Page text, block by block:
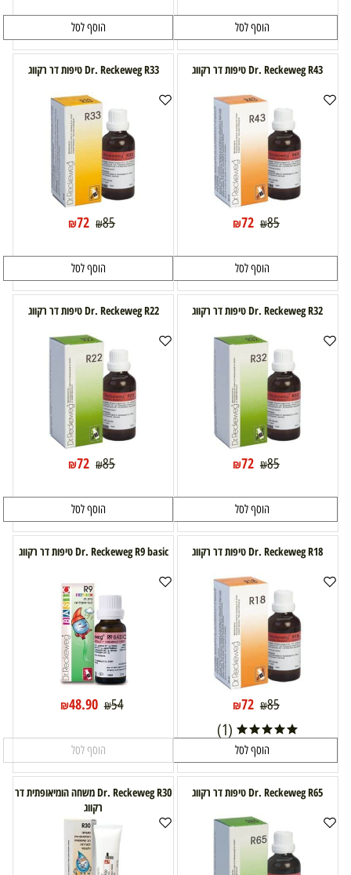
הוסף לסל הוסף לסל
Dr. Reckeweg R43 טיפות דר רקווג
₪85
₪72
הוסף לסל
Dr. Reckeweg R33 טיפות דר רקווג
₪85
₪72
הוסף לסל
Dr. Reckeweg R32 טיפות דר רקווג
₪85
₪72
הוסף לסל
Dr. Reckeweg R22 טיפות דר רקווג
₪85
₪72
הוסף לסל
Dr. Reckeweg R18 טיפות דר רקווג
₪85
₪72
(1)
הוסף לסל
Dr. Reckeweg R9 basic טיפות דר רקווג
₪54
₪48.90
הוסף לסל
Dr. Reckeweg R65 טיפות דר רקווג
Dr. Reckeweg R30 משחה הומיאופתית דר
רקווג